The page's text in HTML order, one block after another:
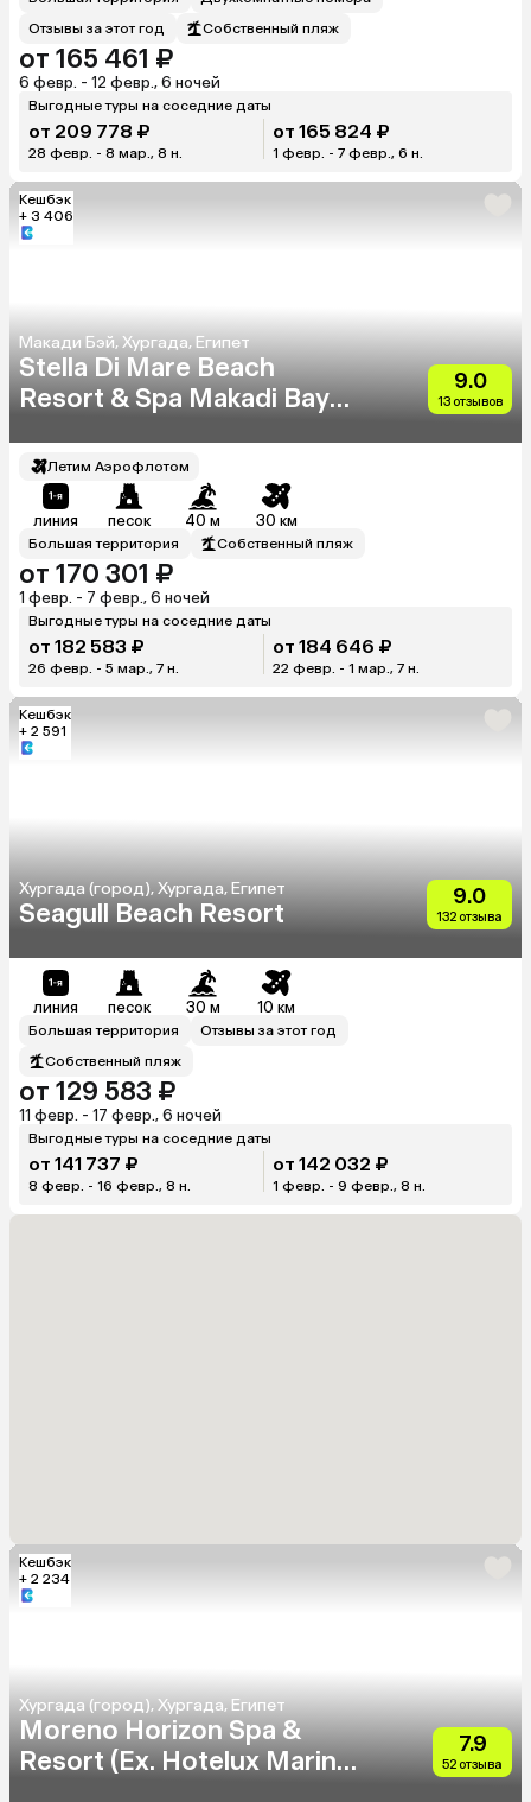
Отзывы за этот год
Собственный пляж
от 165 461 ₽
6 февр. - 12 февр., 6 ночей
Выгодные туры на соседние даты
от 209 778 ₽
28 февр. - 8 мар., 8 н.
от 165 824 ₽
1 февр. - 7 февр., 6 н.
Кешбэк
+ 3 406
Макади Бэй, Хургада, Египет
Stella Di Mare Beach
Resort & Spa Makadi Bay
Resort & Spa)
9.0
13 отзывов
Летим Аэрофлотом
линия песок 40 м 30 км
Большая территория Собственный пляж
от 170 301 ₽
1 февр. - 7 февр., 6 ночей
Выгодные туры на соседние даты
от 182 583 ₽
26 февр. - 5 мар., 7 н.
от 184 646 ₽
22 февр. - 1 мар., 7 н.
Кешбэк
+ 2 591
Хургада (город), Хургада, Египет
Seagull Beach Resort
9.0
132 отзыва
линия песок 30 м 10 км
Большая территория
Отзывы за этот год
Собственный пляж
от 129 583 ₽
11 февр. - 17 февр., 6 ночей
Выгодные туры на соседние даты
от 141 737 ₽
8 февр. - 16 февр., 8 н.
от 142 032 ₽
1 февр. - 9 февр., 8 н.
Кешбэк
+ 2 234
Хургада (город), Хургада, Египет
Moreno Horizon Spa &
Resort (Ex. Hotelux Marina
7.9
52 отзыва